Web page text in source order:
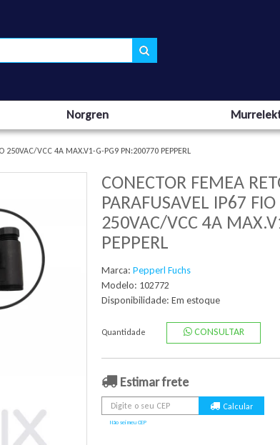
Norgren
250VAC/VCC 4A MAX.V1-G-PG9 PN:200770 PEPPERL
CONECTOR FEMEA
PARAFUSAVEL IP67
250VAC/VCC 4A
PEPPERL
Marca: Pepperl Fuchs
Modelo: 102772
Disponibilidade: Em estoque
Quantidade CONSULTAR
Estimar frete
Não sei meu CEP